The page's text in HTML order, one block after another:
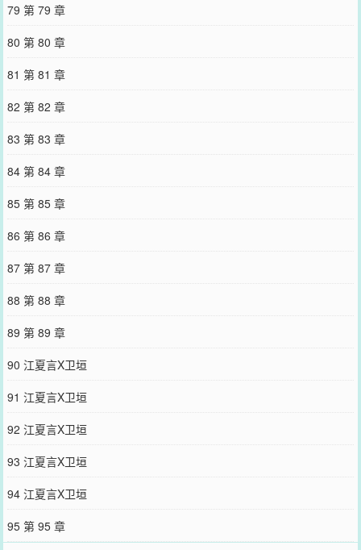
79 第 79 章
80 第 80 章
81 第 81 章
82 第 82 章
83 第 83 章
84 第 84 章
85 第 85 章
86 第 86 章
87 第 87 章
88 第 88 章
89 第 89 章
90 江夏言X卫垣
91 江夏言X卫垣
92 江夏言X卫垣
93 江夏言X卫垣
94 江夏言X卫垣
95 第 95 章